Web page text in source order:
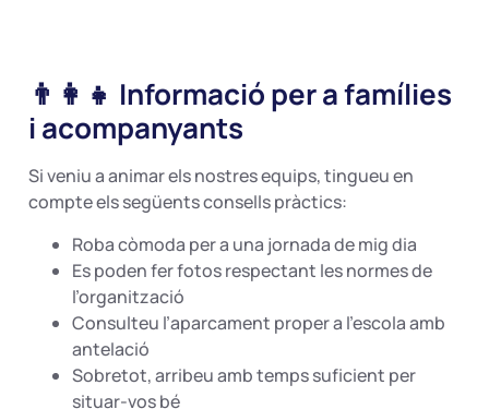
👨‍👩‍👧 Informació per a famílies
i acompanyants
Si veniu a animar els nostres equips, tingueu en
compte els següents consells pràctics:
Roba còmoda per a una jornada de mig dia
Es poden fer fotos respectant les normes de
l’organització
Consulteu l’aparcament proper a l’escola amb
antelació
Sobretot, arribeu amb temps suficient per
situar-vos bé